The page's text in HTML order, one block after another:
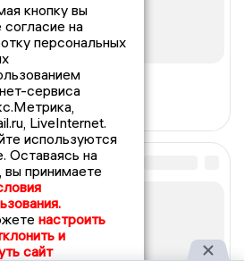
кнопку вы
на
персональных
сервиса
LiveInternet.
используются
Оставаясь на
вы принимаете
настроить
и
сайт